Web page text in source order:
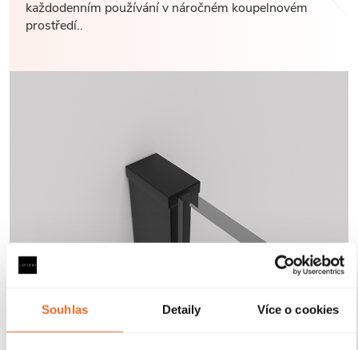
Souhlas Detaily Více o cookies
každodenním používání v náročném koupelnovém
prostředí..